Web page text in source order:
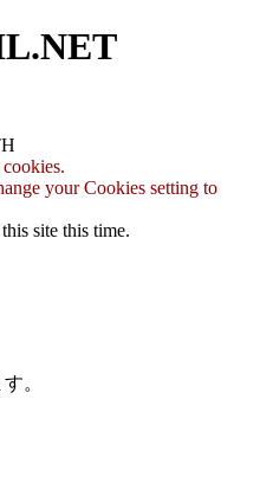
your Cookies setting to
site this time.
。